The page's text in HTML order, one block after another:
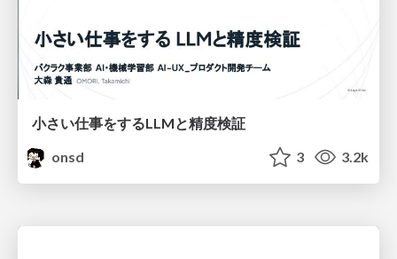
小さい仕事をするLLMと精度検証
onsd
3 3.2k